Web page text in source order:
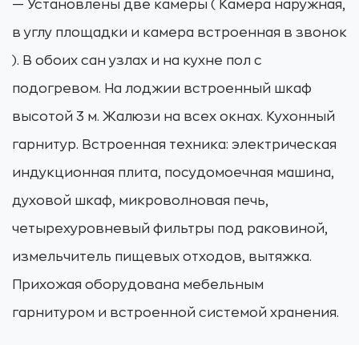
— Установлены две камеры ( Камера наружная,
в углу площадки и камера встроенная в звонок
). В обоих сан узлах и на кухне пол с
подогревом. На лоджии встроенный шкаф
высотой 3 м. Жалюзи на всех окнах. Кухонный
гарнитур. Встроенная техника: электрическая
индукционная плита, посудомоечная машина,
духовой шкаф, микроволновая печь,
четырехуровневый фильтры под раковиной,
измельчитель пищевых отходов, вытяжка.
Прихожая оборудована мебельным
гарнитуром и встроенной системой хранения.